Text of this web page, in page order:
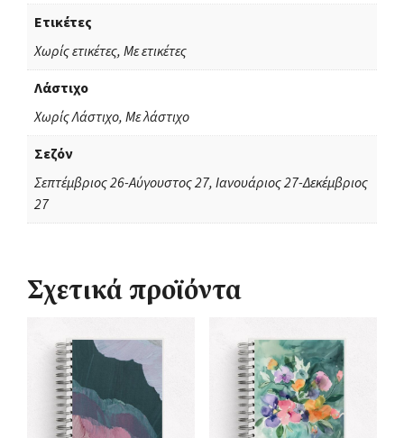
Ετικέτες
Χωρίς ετικέτες, Με ετικέτες
Λάστιχο
Χωρίς Λάστιχο, Με λάστιχο
Σεζόν
Σεπτέμβριος 26-Αύγουστος 27, Ιανουάριος 27-Δεκέμβριος
27
Σχετικά προϊόντα